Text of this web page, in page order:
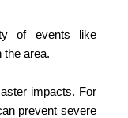
of events like
the area.
impacts. For
prevent severe